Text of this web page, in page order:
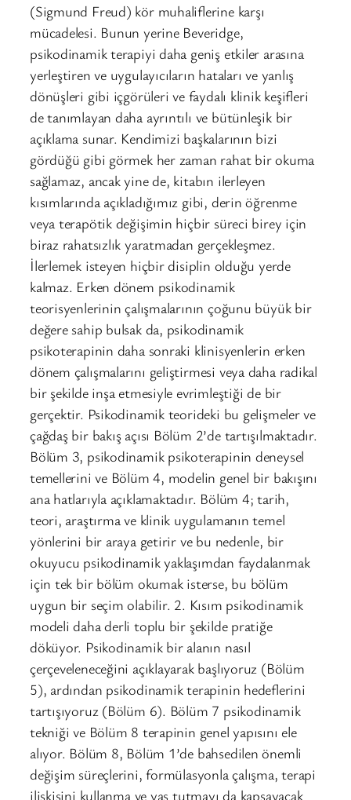
(Sigmund Freud) kör muhaliflerine karşı
mücadelesi. Bunun yerine Beveridge,
psikodinamik terapiyi daha geniş etkiler arasına
yerleştiren ve uygulayıcıların hataları ve yanlış
dönüşleri gibi içgörüleri ve faydalı klinik keşifleri
de tanımlayan daha ayrıntılı ve bütünleşik bir
açıklama sunar. Kendimizi başkalarının bizi
gördüğü gibi görmek her zaman rahat bir okuma
sağlamaz, ancak yine de, kitabın ilerleyen
kısımlarında açıkladığımız gibi, derin öğrenme
veya terapötik değişimin hiçbir süreci birey için
biraz rahatsızlık yaratmadan gerçekleşmez.
İlerlemek isteyen hiçbir disiplin olduğu yerde
kalmaz. Erken dönem psikodinamik
teorisyenlerinin çalışmalarının çoğunu büyük bir
değere sahip bulsak da, psikodinamik
psikoterapinin daha sonraki klinisyenlerin erken
dönem çalışmalarını geliştirmesi veya daha radikal
bir şekilde inşa etmesiyle evrimleştiği de bir
gerçektir. Psikodinamik teorideki bu gelişmeler ve
çağdaş bir bakış açısı Bölüm 2’de tartışılmaktadır.
Bölüm 3, psikodinamik psikoterapinin deneysel
temellerini ve Bölüm 4, modelin genel bir bakışını
ana hatlarıyla açıklamaktadır. Bölüm 4; tarih,
teori, araştırma ve klinik uygulamanın temel
yönlerini bir araya getirir ve bu nedenle, bir
okuyucu psikodinamik yaklaşımdan faydalanmak
için tek bir bölüm okumak isterse, bu bölüm
uygun bir seçim olabilir. 2. Kısım psikodinamik
modeli daha derli toplu bir şekilde pratiğe
döküyor. Psikodinamik bir alanın nasıl
çerçeveleneceğini açıklayarak başlıyoruz (Bölüm
5), ardından psikodinamik terapinin hedeflerini
tartışıyoruz (Bölüm 6). Bölüm 7 psikodinamik
tekniği ve Bölüm 8 terapinin genel yapısını ele
alıyor. Bölüm 8, Bölüm 1’de bahsedilen önemli
değişim süreçlerini, formülasyonla çalışma, terapi
ilişkisini kullanma ve yas tutmayı da kapsayacak